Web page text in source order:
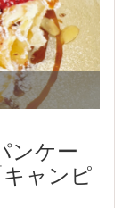
ンケー
ャンピ